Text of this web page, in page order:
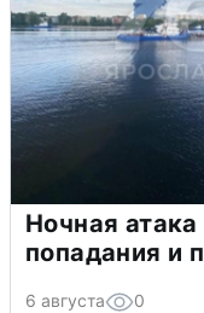
Ночная
попадания и
6 августа 0